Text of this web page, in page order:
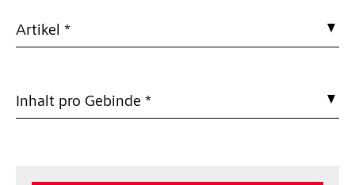
Artikel *
Inhalt pro Gebinde *